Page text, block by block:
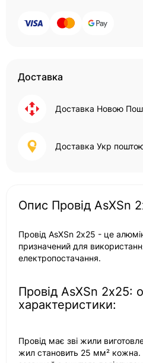
Доставка
Доставка Новою
Доставка Укр
Опис Провід AsXSn
Провід AsXSn 2х25 - це
призначений для
електропостачання.
Провід AsXSn 2х25:
характеристики:
Провід має зві жили
жил становить 25 мм² кожна.